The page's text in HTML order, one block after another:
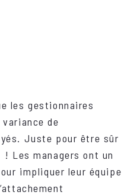
les gestionnaires
variance de
Juste pour être sûr
Les managers ont un
impliquer leur équipe